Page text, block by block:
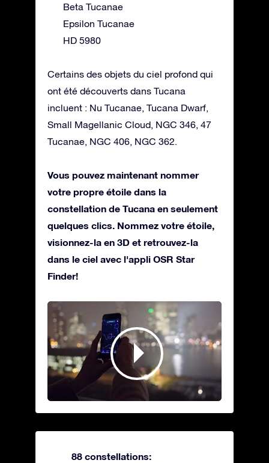
Beta Tucanae
Epsilon Tucanae
HD 5980
Certains des objets du ciel profond qui
ont été découverts dans Tucana
incluent : Nu Tucanae, Tucana Dwarf,
Small Magellanic Cloud, NGC 346, 47
Tucanae, NGC 406, NGC 362.
Vous pouvez maintenant nommer
votre propre étoile dans la
constellation de Tucana en seulement
quelques clics. Nommez votre étoile,
visionnez-la en 3D et retrouvez-la
dans le ciel avec l'appli OSR Star
Finder!
88 constellations: